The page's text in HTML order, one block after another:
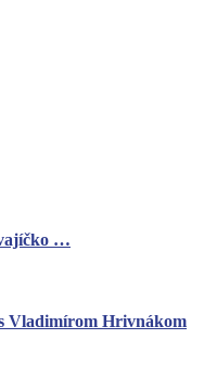
…
Vladimírom Hrivnákom